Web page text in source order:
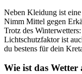
Neben Kleidung ist
Nimm Mittel gegen
Trotz des
Lichtschutzfaktor ist
du bestens für dein
Wie ist das